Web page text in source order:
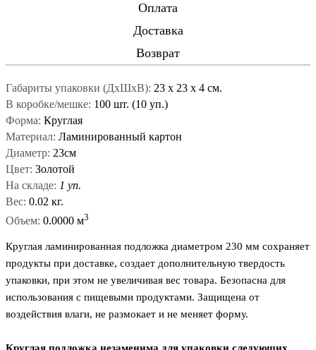
Оплата
Доставка
Возврат
Габариты упаковки (ДxШxВ): 23 x 23 x 4 см.
В коробке/мешке: 100 шт. (10 уп.)
Форма: Круглая
Материал: Ламинированный картон
Диаметр: 23см
Цвет: Золотой
На складе: 1 уп.
Вес: 0.02 кг.
Объем: 0.0000 м3
Круглая ламинированная подложка диаметром 230 мм сохраняет
продукты при доставке, создает дополнительную твердость
упаковки, при этом не увеличивая вес товара. Безопасна для
использования с пищевыми продуктами. Защищена от
воздействия влаги, не размокает и не меняет форму.